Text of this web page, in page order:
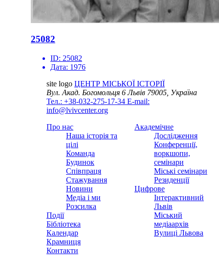
25082
ID: 25082
Дата: 1976
site logo ЦЕНТР МІСЬКОЇ ІСТОРІЇ
Вул. Акад. Богомольця 6Львів 79005, Україна
Тел.: +38-032-275-17-34 E-mail:
info@lvivcenter.org
Про нас
Наша історія та
цілі
Команда
Будинок
Співпраця
Стажування
Новини
Медіа і ми
Розсилка
Події
Бібліотека
Календар
Крамниця
Контакти
Академічне
Дослідження
Конференції,
воркшопи,
семінари
Міські семінари
Резиденції
Цифрове
Інтерактивний
Львів
Міський
медіаархів
Вулиці Львова